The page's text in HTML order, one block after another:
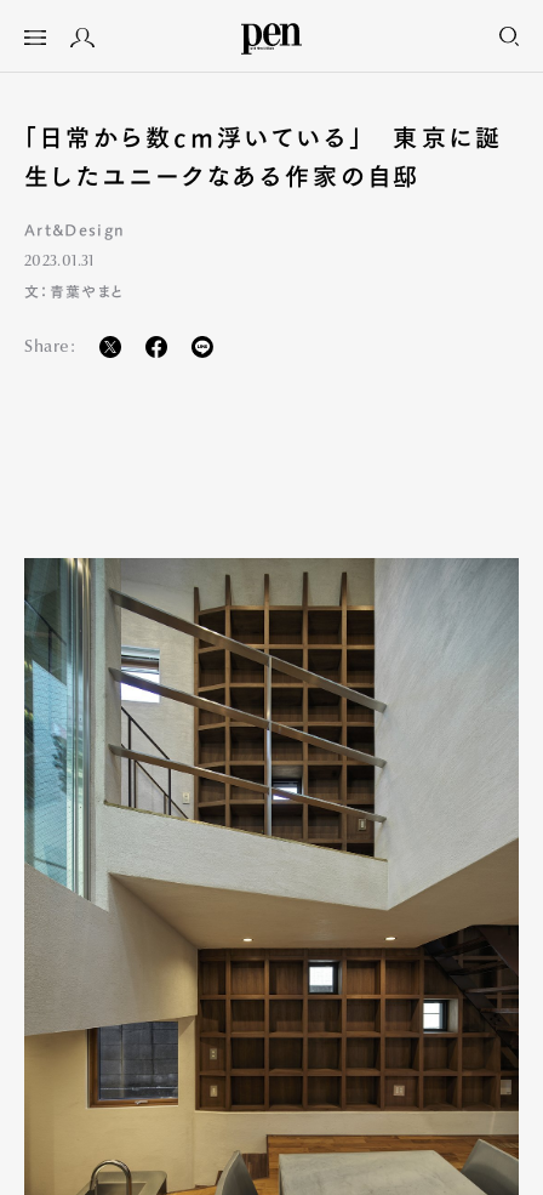
「日常から数cm浮いている」 東京に誕
生したユニークなある作家の自邸
Art&Design
2023.01.31
文：青葉やまと
Share: